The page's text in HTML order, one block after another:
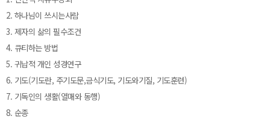
2. 하나님이 쓰시는사람
3. 제자의 삶의 필수조건
4. 큐티하는 방법
5. 귀납적 개인 성경연구
6. 기도(기도란, 주기도문,금식기도, 기도와기질, 기도훈련)
7. 기독인의 생활(열매와 동행)
8. 순종